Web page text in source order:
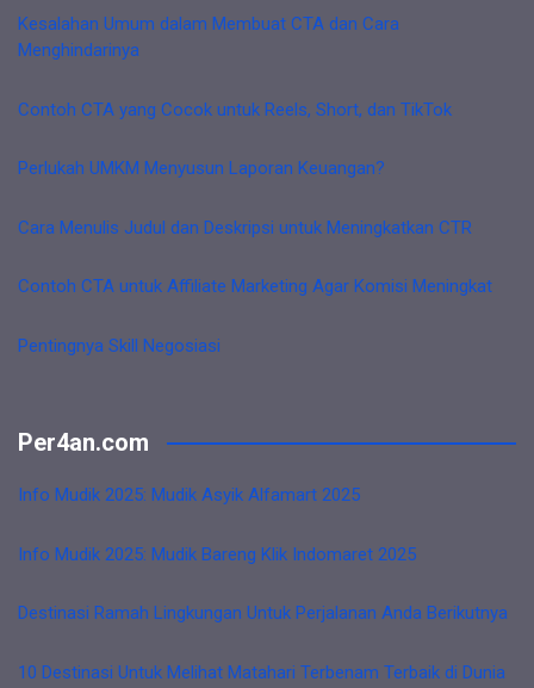
Kesalahan Umum dalam Membuat CTA dan Cara
Menghindarinya
Contoh CTA yang Cocok untuk Reels, Short, dan TikTok
Perlukah UMKM Menyusun Laporan Keuangan?
Cara Menulis Judul dan Deskripsi untuk Meningkatkan CTR
Contoh CTA untuk Affiliate Marketing Agar Komisi Meningkat
Pentingnya Skill Negosiasi
Per4an.com
Info Mudik 2025: Mudik Asyik Alfamart 2025
Info Mudik 2025: Mudik Bareng Klik Indomaret 2025
Destinasi Ramah Lingkungan Untuk Perjalanan Anda Berikutnya
10 Destinasi Untuk Melihat Matahari Terbenam Terbaik di Dunia